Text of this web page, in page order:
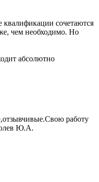
сочетаются
чем необходимо. Но
абсолютно
работу
Ю.А.